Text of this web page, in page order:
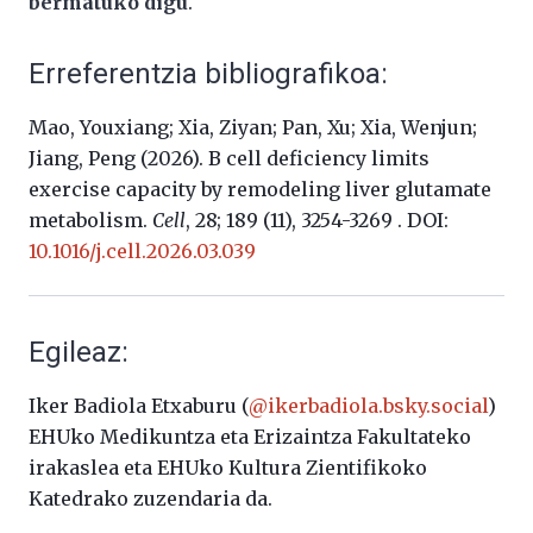
Erreferentzia bibliografikoa:
Mao, Youxiang; Xia, Ziyan; Pan, Xu; Xia, Wenjun;
Jiang, Peng (2026). B cell deficiency limits
exercise capacity by remodeling liver glutamate
metabolism. Cell, 28; 189 (11), 3254-3269 . DOI:
10.1016/j.cell.2026.03.039
Egileaz:
Iker Badiola Etxaburu (@ikerbadiola.bsky.social)
EHUko Medikuntza eta Erizaintza Fakultateko
irakaslea eta EHUko Kultura Zientifikoko
Katedrako zuzendaria da.